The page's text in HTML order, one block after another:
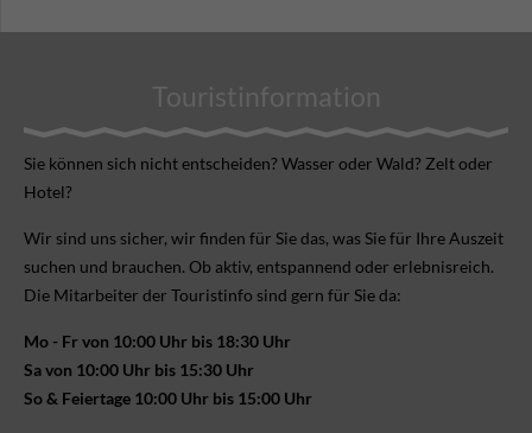
Touristinformation
Sie können sich nicht ent­scheiden? Wasser oder Wald? Zelt oder
Hotel?
Wir sind uns sicher, wir finden für Sie das, was Sie für Ihre Aus­zeit
suchen und brauchen. Ob aktiv, ent­spannend oder erlebnis­reich.
Die Mitarbeiter der Touristinfo sind gern für Sie da:
Mo - Fr von 10:00 Uhr bis 18:30 Uhr
Sa von 10:00 Uhr bis 15:30 Uhr
So & Feiertage 10:00 Uhr bis 15:00 Uhr